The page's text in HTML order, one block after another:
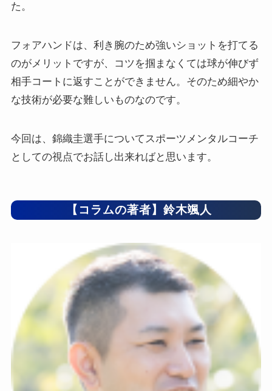
た。
フォアハンドは、利き腕のため強いショットを打てる
のがメリットですが、コツを掴まなくては球が伸びず
相手コートに返すことができません。そのため細やか
な技術が必要な難しいものなのです。
今回は、錦織圭選手についてスポーツメンタルコーチ
としての視点でお話し出来ればと思います。
【コラムの著者】鈴木颯人